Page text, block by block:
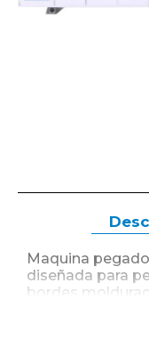
Maquina
diseñada para
bordes
La nueva